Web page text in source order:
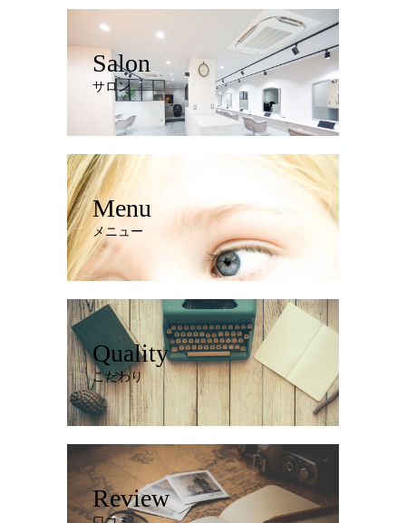
Salon
サロン
Menu
メニュー
Quality
こだわり
Review